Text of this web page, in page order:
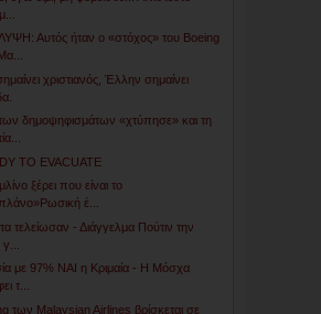
Αυτός ήταν ο «στόχος» του Boeing
χριστιανός, Έλλην σημαίνει
δημοψηφισμάτων «χτύπησε» και τη
TO EVACUATE
ξέρει που είναι το
έ...
τελείωσαν - Διάγγελμα Πούτιν την
με 97% ΝΑΙ η Κριμαία - Η Μόσχα
τ...
των Malaysian Airlines βρίσκεται σε